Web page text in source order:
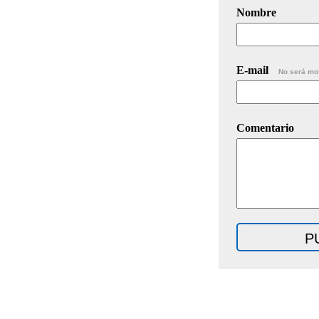
Nombre
E-mail No será
Comentario